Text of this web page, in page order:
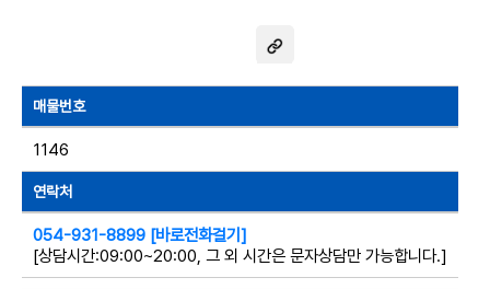
매물번호
1146
연락처
054-931-8899 [바로전화걸기]
[상담시간:09:00~20:00, 그 외 시간은 문자상담만 가능합니다.]